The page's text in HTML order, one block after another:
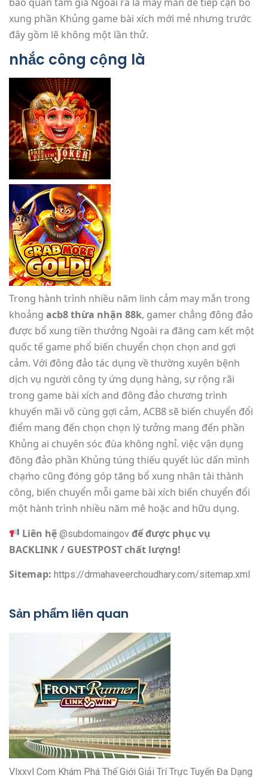
xung phần Khủng game bài xích mới mẻ nhưng trước
đây gồm lẽ không một lần thử.
nhắc công cộng là
Trong hành trình nhiều năm linh cảm may mắn trong
khoảng acb8 thừa nhận 88k, gamer chẳng đông đảo
được bổ xung tiền thưởng Ngoài ra đăng cam kết một
quốc tế game phổ biến chuyển chọn chọn and gợi
cảm. Với đông đảo tác dụng về thường xuyên bệnh
dịch vụ người công ty ứng dụng hàng, sự rộng rãi
trong game bài xích and đông đảo chương trình
khuyến mãi vô cùng gợi cảm, ACB8 sẽ biến chuyển đổi
điểm mang đến chọn chọn lý tưởng mang đến phần
Khủng ai chuyên sóc đùa không nghỉ. việc vận dụng
đông đảo phần Khủng túng thiếu quyết lúc dấn mình
chạm̀o cũng đóng góp tăng bổ xung nhân tài thành
công, biến chuyển mỗi game bài xích biến chuyển đổi
một hành trình nhiều năm mê hoặc and hữu dụng.
Liên hệ@subdomaingov để được phục vụ
BACKLINK / GUESTPOST chất lượng!
Sitemap: https://drmahaveerchoudhary.com/sitemap.xml
Sản phẩm liên quan
Vlxxvl Com Khám Phá Thế Giới Giải Trí Trực Tuyến Đa Dạng